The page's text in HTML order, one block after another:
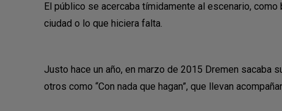
El público se acercaba tímidamente al escenario,
ciudad o lo que hiciera falta.
Justo hace un año, en marzo de 2015 Dremen
otros como “Con nada que hagan”, que llevan